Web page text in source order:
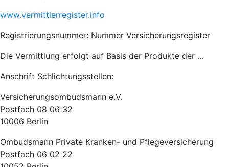
www.vermittlerregister.info
Registrierungsnummer: Nummer Versicherungsregister
Die Vermittlung erfolgt auf Basis der Produkte der ...
Anschrift Schlichtungsstellen:
Versicherungsombudsmann e.V.
Postfach 08 06 32
10006 Berlin
Ombudsmann Private Kranken- und Pflegeversicherung
Postfach 06 02 22